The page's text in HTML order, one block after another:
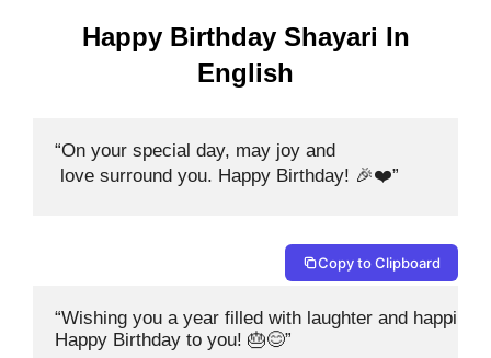
Happy Birthday Shayari In
English
“On your special day, may joy and
love surround you. Happy Birthday! 🎉❤️”
Copy to Clipboard
“Wishing you a year filled with laughter and
Happy Birthday to you! 🎂😊”